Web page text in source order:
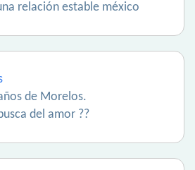
relación estable méxico
de Morelos.
del amor ??